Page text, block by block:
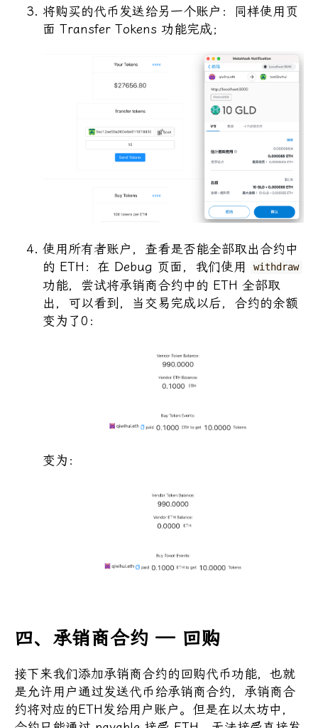
将购买的代币发送给另一个账户：同样使用页
面 Transfer Tokens 功能完成；
使用所有者账户，查看是否能全部取出合约中
的 ETH：在 Debug 页面，我们使用
withdraw
功能，尝试将承销商合约中的 ETH 全部取
出，可以看到，当交易完成以后，合约的余额
变为了0：
变为：
四、承销商合约 — 回购
接下来我们添加承销商合约的回购代币功能，也就
是允许用户通过发送代币给承销商合约，承销商合
约将对应的ETH发给用户账户。但是在以太坊中，